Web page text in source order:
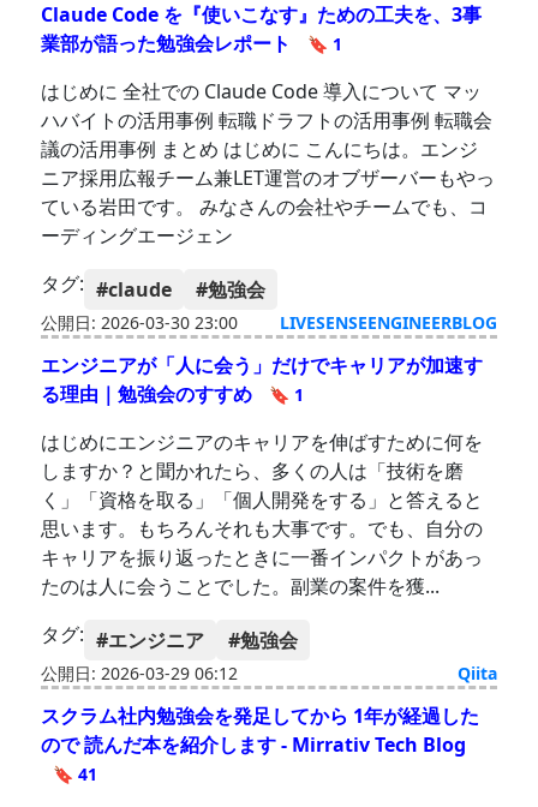
Claude Code を『使いこなす』ための工夫を、3事
業部が語った勉強会レポート
🔖 1
はじめに 全社での Claude Code 導入について マッ
ハバイトの活用事例 転職ドラフトの活用事例 転職会
議の活用事例 まとめ はじめに こんにちは。エンジ
ニア採用広報チーム兼LET運営のオブザーバーもやっ
ている岩田です。 みなさんの会社やチームでも、コ
ーディングエージェン
タグ: #claude #勉強会
公開日: 2026-03-30 23:00 LIVESENSEENGINEERBLOG
エンジニアが「人に会う」だけでキャリアが加速す
る理由｜勉強会のすすめ
🔖 1
はじめにエンジニアのキャリアを伸ばすために何を
しますか？と聞かれたら、多くの人は「技術を磨
く」「資格を取る」「個人開発をする」と答えると
思います。もちろんそれも大事です。でも、自分の
キャリアを振り返ったときに一番インパクトがあっ
たのは人に会うことでした。副業の案件を獲...
タグ: #エンジニア #勉強会
公開日: 2026-03-29 06:12 Qiita
スクラム社内勉強会を発足してから 1年が経過した
ので 読んだ本を紹介します - Mirrativ Tech Blog
🔖 41